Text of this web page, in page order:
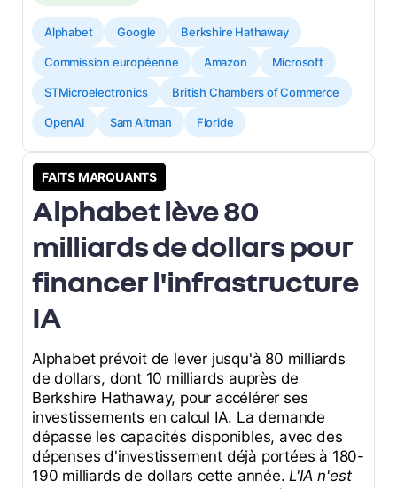
Alphabet Google Berkshire Hathaway
Commission européenne Amazon Microsoft
STMicroelectronics British Chambers of Commerce
OpenAI Sam Altman Floride
FAITS MARQUANTS
Alphabet lève 80
milliards de dollars pour
financer l'infrastructure
IA
Alphabet prévoit de lever jusqu'à 80 milliards
de dollars, dont 10 milliards auprès de
Berkshire Hathaway, pour accélérer ses
investissements en calcul IA. La demande
dépasse les capacités disponibles, avec des
dépenses d'investissement déjà portées à 180-
190 milliards de dollars cette année.L'IA n'est